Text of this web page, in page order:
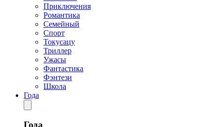
Приключения
Романтика
Семейный
Спорт
Токусацу
Триллер
Ужасы
Фантастика
Фэнтези
Школа
Года
Года